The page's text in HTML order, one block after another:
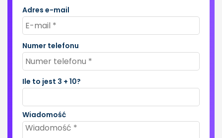
Adres e-mail
Numer telefonu
Ile to jest 3 + 10?
Wiadomość